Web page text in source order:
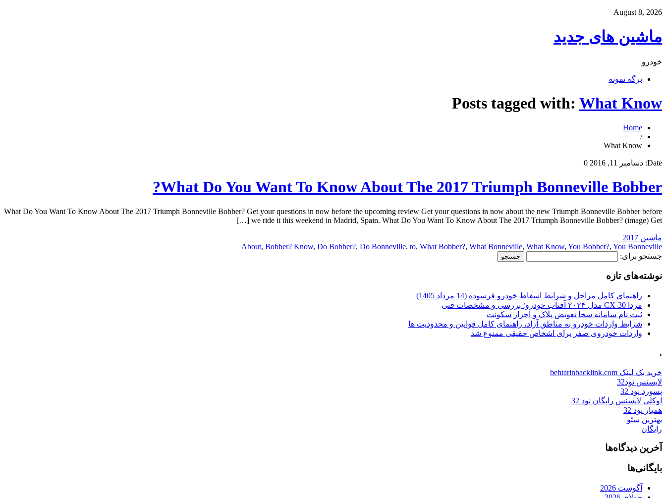
August 8, 2026
ماشین های جدید
خودرو
برگه نمونه
Posts tagged with: What Know
Home
/
What Know
Date: دسامبر 11, 2016 0
What Do You Want To Know About The 2017 Triumph Bonneville Bobber?
What Do You Want To Know About The 2017 Triumph Bonneville Bobber? Get your questions in now before the upcoming review Get your questions in now about the new Triumph Bonneville Bobber before
we ride it this weekend in Madrid, Spain. What Do You Want To Know About The 2017 Triumph Bonneville Bobber? (image) Get […]
ماشین 2017
About, Bobber? Know, Do Bobber?, Do Bonneville, to, What Bobber?, What Bonneville, What Know, You Bobber?, You Bonneville
جستجو برای:
نوشته‌های تازه
راهنمای کامل مراحل و شرایط اسقاط خودرو فرسوده (14 مرداد 1405)
مزدا CX-30 مدل ۲۰۲۴ آفتاب خودرو؛ بررسی و مشخصات فنی
ثبت نام سامانه سخا تعویض پلاک و احراز سکونت
شرایط واردات خودرو به مناطق آزاد، راهنمای کامل قوانین و محدودیت ها
واردات خودروی صفر برای اشخاص حقیقی ممنوع شد
.
خرید بک لینک behtarinbacklink.com
لایسنس نود32
پسورد نود 32
اوکلی لایسنس رایگان نود 32
همیار نود 32
بهترین سئو
رایگان
آخرین دیدگاه‌ها
بایگانی‌ها
آگوست 2026